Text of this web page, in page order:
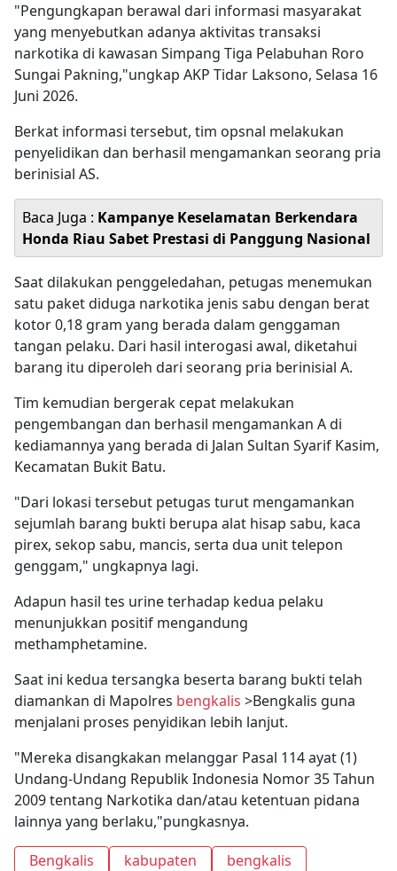
"Pengungkapan berawal dari informasi masyarakat
yang menyebutkan adanya aktivitas transaksi
narkotika di kawasan Simpang Tiga Pelabuhan Roro
Sungai Pakning,"ungkap AKP Tidar Laksono, Selasa 16
Juni 2026.
Berkat informasi tersebut, tim opsnal melakukan
penyelidikan dan berhasil mengamankan seorang pria
berinisial AS.
Baca Juga : Kampanye Keselamatan Berkendara
Honda Riau Sabet Prestasi di Panggung Nasional
Saat dilakukan penggeledahan, petugas menemukan
satu paket diduga narkotika jenis sabu dengan berat
kotor 0,18 gram yang berada dalam genggaman
tangan pelaku. Dari hasil interogasi awal, diketahui
barang itu diperoleh dari seorang pria berinisial A.
Tim kemudian bergerak cepat melakukan
pengembangan dan berhasil mengamankan A di
kediamannya yang berada di Jalan Sultan Syarif Kasim,
Kecamatan Bukit Batu.
"Dari lokasi tersebut petugas turut mengamankan
sejumlah barang bukti berupa alat hisap sabu, kaca
pirex, sekop sabu, mancis, serta dua unit telepon
genggam," ungkapnya lagi.
Adapun hasil tes urine terhadap kedua pelaku
menunjukkan positif mengandung
methamphetamine.
Saat ini kedua tersangka beserta barang bukti telah
diamankan di Mapolres bengkalis >Bengkalis guna
menjalani proses penyidikan lebih lanjut.
"Mereka disangkakan melanggar Pasal 114 ayat (1)
Undang-Undang Republik Indonesia Nomor 35 Tahun
2009 tentang Narkotika dan/atau ketentuan pidana
lainnya yang berlaku,"pungkasnya.
Bengkalis
kabupaten bengkalis